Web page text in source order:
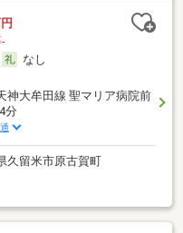
なし
神大牟田線 聖マリア病院前
分
久留米市原古賀町